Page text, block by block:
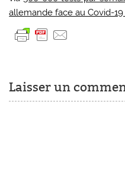
allemande face au Covid-
Laisser un